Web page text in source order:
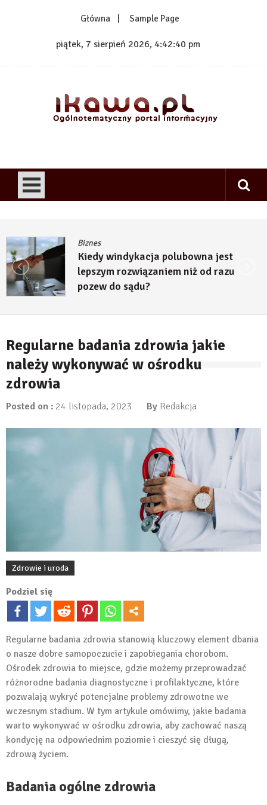
Główna Sample Page
piątek, 7 sierpień 2026, 4:42:41 pm
Biznes
Kiedy windykacja polubowna jest
lepszym rozwiązaniem niż od razu
pozew do sądu?
Regularne badania zdrowia jakie
należy wykonywać w ośrodku
zdrowia
Posted on : 24 listopada, 2023 By Redakcja
Zdrowie i uroda
Podziel się
Regularne badania zdrowia stanowią kluczowy element dbania
o nasze dobre samopoczucie i zapobiegania chorobom.
Ośrodek zdrowia to miejsce, gdzie możemy przeprowadzać
różnorodne badania diagnostyczne i profilaktyczne, które
pozwalają wykryć potencjalne problemy zdrowotne we
wczesnym stadium. W tym artykule omówimy, jakie badania
warto wykonywać w ośrodku zdrowia, aby zachować naszą
kondycję na odpowiednim poziomie i cieszyć się długą,
zdrową życiem.
Badania ogólne zdrowia